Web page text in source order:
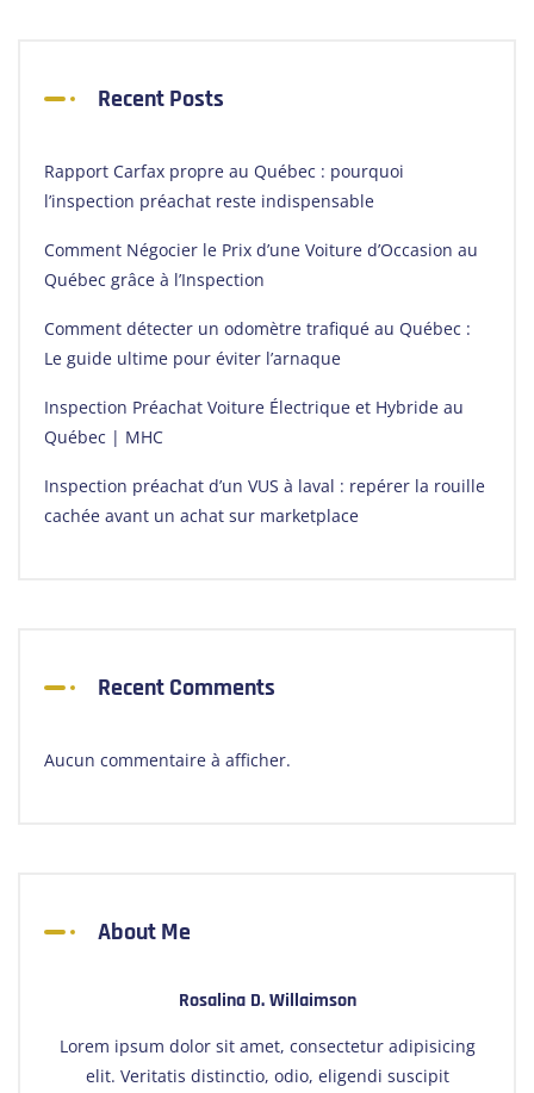
Recent Posts
Rapport Carfax propre au Québec : pourquoi
l’inspection préachat reste indispensable
Comment Négocier le Prix d’une Voiture d’Occasion au
Québec grâce à l’Inspection
Comment détecter un odomètre trafiqué au Québec :
Le guide ultime pour éviter l’arnaque
Inspection Préachat Voiture Électrique et Hybride au
Québec | MHC
Inspection préachat d’un VUS à laval : repérer la rouille
cachée avant un achat sur marketplace
Recent Comments
Aucun commentaire à afficher.
About Me
Rosalina D. Willaimson
Lorem ipsum dolor sit amet, consectetur adipisicing
elit. Veritatis distinctio, odio, eligendi suscipit